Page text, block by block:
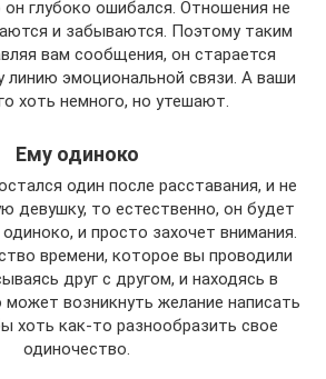
он глубоко ошибался. Отношения не
и забываются. Поэтому таким
вам сообщения, он старается
линию эмоциональной связи. А ваши
хоть немного, но утешают.
Ему одиноко
один после расставания, и не
девушку, то естественно, он будет
и просто захочет внимания.
времени, которое вы проводили
друг с другом, и находясь в
может возникнуть желание написать
хоть как-то разнообразить свое
одиночество.